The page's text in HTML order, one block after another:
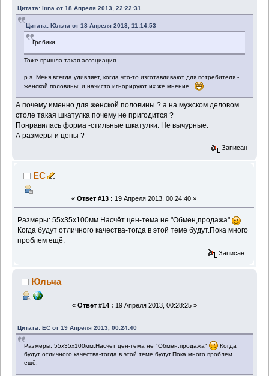
Цитата: inna от 18 Апреля 2013, 22:22:31
Цитата: Юльча от 18 Апреля 2013, 11:14:53
Гробики...
Тоже пришла такая ассоциация.
p.s. Меня всегда удивляет, когда что-то изготавливают для потребителя -
женской половины; и начисто игнорируют их же мнение.
А почему именно для женской половины ? а на мужском деловом
столе такая шкатулка почему не пригодится ?
Понравилась форма -стильные шкатулки. Не вычурные.
А размеры и цены ?
Записан
EC
« Ответ #13 : 19 Апреля 2013, 00:24:40 »
Размеры: 55х35х100мм.Насчёт цен-тема не "Обмен,продажа"
Когда будут отличного качества-тогда в этой теме будут.Пока много
проблем ещё.
Записан
Юльча
« Ответ #14 : 19 Апреля 2013, 00:28:25 »
Цитата: EC от 19 Апреля 2013, 00:24:40
Размеры: 55х35х100мм.Насчёт цен-тема не "Обмен,продажа"
Когда
будут отличного качества-тогда в этой теме будут.Пока много проблем
ещё.